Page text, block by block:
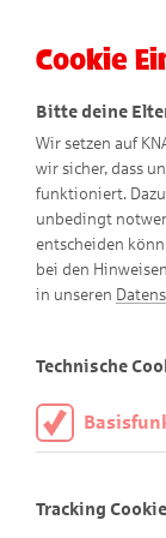
Didis
Cookie
Bitte deine
Wir setzen auf
wir sicher, dass
funktioniert.
unbedingt
entscheiden
bei den
in unseren
Technische
aktiviert sein.
Tracking